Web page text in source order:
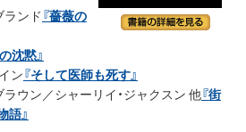
ンド 『薔薇の
沈黙』
ン『そして医師も死す』
ウン／シャーリイ・ジャクスン 他『街
』